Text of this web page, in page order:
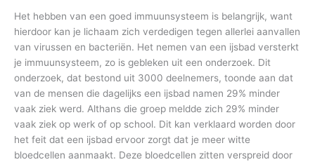
Het hebben van een goed immuunsysteem is belangrijk, want
hierdoor kan je lichaam zich verdedigen tegen allerlei aanvallen
van virussen en bacteriën. Het nemen van een ijsbad versterkt
je immuunsysteem, zo is gebleken uit een onderzoek. Dit
onderzoek, dat bestond uit 3000 deelnemers, toonde aan dat
van de mensen die dagelijks een ijsbad namen 29% minder
vaak ziek werd. Althans die groep meldde zich 29% minder
vaak ziek op werk of op school. Dit kan verklaard worden door
het feit dat een ijsbad ervoor zorgt dat je meer witte
bloedcellen aanmaakt. Deze bloedcellen zitten verspreid door